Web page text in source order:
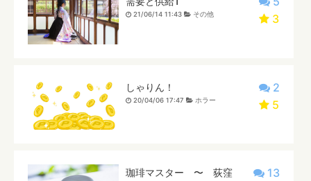
3
21/06/14 11:43 その他
2
5
しゃりん！
20/04/06 17:47 ホラー
13
珈琲マスター 〜 荻窪